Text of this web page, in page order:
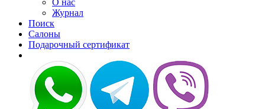
О нас
Журнал
Поиск
Салоны
Подарочный сертификат